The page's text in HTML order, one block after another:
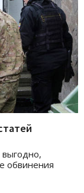
выгодно,
обвинения